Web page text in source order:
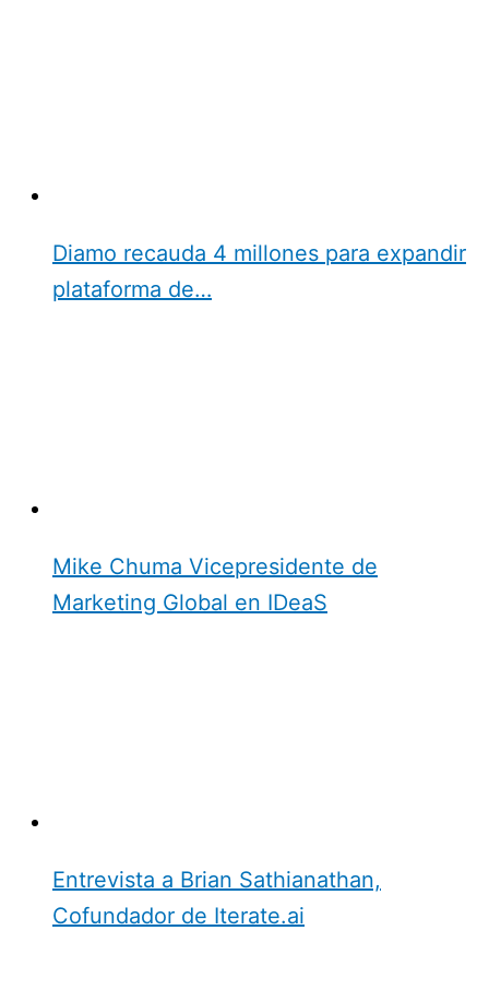
Diamo recauda 4 millones para expandir
plataforma de…
Mike Chuma Vicepresidente de
Marketing Global en IDeaS
Entrevista a Brian Sathianathan,
Cofundador de Iterate.ai